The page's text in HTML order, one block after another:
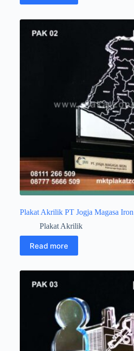
Plakat Akrilik PT Jogja Magasa Iron
Plakat Akrilik
Read more